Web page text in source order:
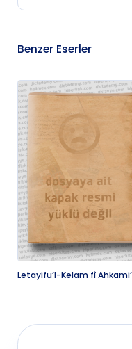
Benzer Eserler
Letayifu’l-Kelam fî